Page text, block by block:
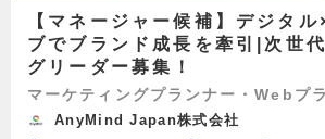
【マネージャー候補】デジタ
ブでブランド成長を牽引|次世
グリーダー募集！
マーケティングプランナー・Webプ
AnyMind Japan株式会社